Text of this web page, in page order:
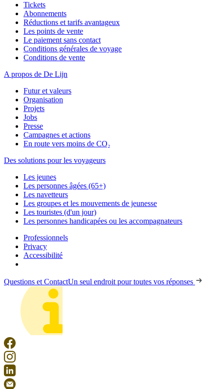
Tickets
Abonnements
Réductions et tarifs avantageux
Les points de vente
Le paiement sans contact
Conditions générales de voyage
Conditions de vente
A propos de De Lijn
Futur et valeurs
Organisation
Projets
Jobs
Presse
Campagnes et actions
En route vers moins de CO₂
Des solutions pour les voyageurs
Les jeunes
Les personnes âgées (65+)
Les navetteurs
Les groupes et les mouvements de jeunesse
Les touristes (d'un jour)
Les personnes handicapées ou les accompagnateurs
Professionnels
Privacy
Accessibilité
Questions et ContactUn seul endroit pour toutes vos réponses